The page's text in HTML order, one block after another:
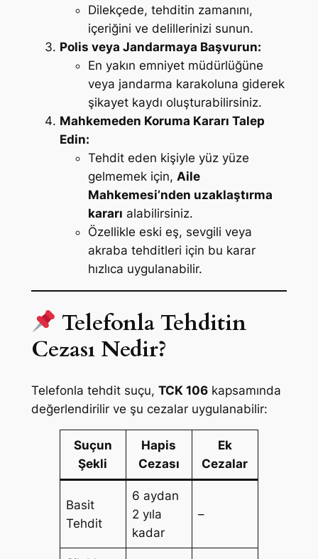
Dilekçede, tehditin zamanını,
içeriğini ve delillerinizi sunun.
Polis veya Jandarmaya Başvurun:
En yakın emniyet müdürlüğüne
veya jandarma karakoluna giderek
şikayet kaydı oluşturabilirsiniz.
Mahkemeden Koruma Kararı Talep
Edin:
Tehdit eden kişiyle yüz yüze
gelmemek için, Aile
Mahkemesi’nden uzaklaştırma
kararı alabilirsiniz.
Özellikle eski eş, sevgili veya
akraba tehditleri için bu karar
hızlıca uygulanabilir.
Telefonla Tehditin
Cezası Nedir?
Telefonla tehdit suçu, TCK 106kapsamında
değerlendirilir ve şu cezalar uygulanabilir:
Suçun
Şekli
Hapis
Cezası
Ek
Cezalar
Basit
Tehdit
6 aydan
2 yıla
kadar
–